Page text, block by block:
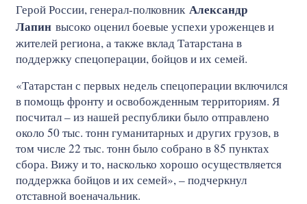
Герой России, генерал-полковник Александр
Лапин высоко оценил боевые успехи уроженцев и
жителей региона, а также вклад Татарстана в
поддержку спецоперации, бойцов и их семей.
«Татарстан с первых недель спецоперации включился
в помощь фронту и освобожденным территориям. Я
посчитал – из нашей республики было отправлено
около 50 тыс. тонн гуманитарных и других грузов, в
том числе 22 тыс. тонн было собрано в 85 пунктах
сбора. Вижу и то, насколько хорошо осуществляется
поддержка бойцов и их семей», – подчеркнул
отставной военачальник.